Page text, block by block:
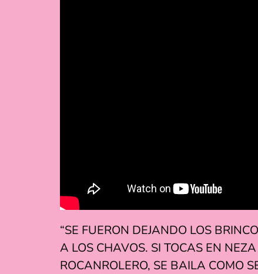
“SE FUERON DEJANDO LOS
A LOS CHAVOS. SI TOCAS EN
ROCANROLERO, SE BAILA COMO